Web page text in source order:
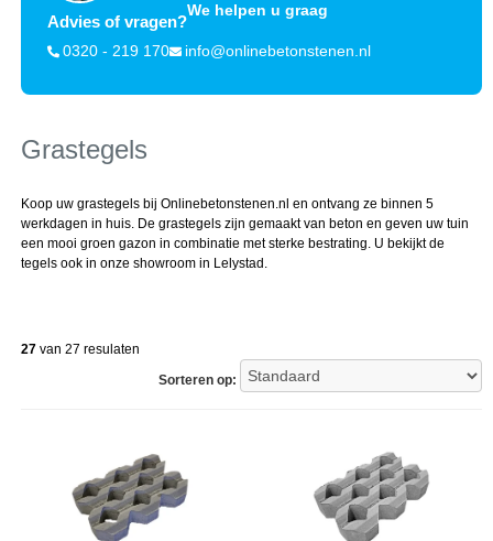
Advies of vragen?
We helpen u graag
0320 - 219 170 info@onlinebetonstenen.nl
Grastegels
Koop uw grastegels bij Onlinebetonstenen.nl en ontvang ze binnen 5
werkdagen in huis. De grastegels zijn gemaakt van beton en geven uw tuin
een mooi groen gazon in combinatie met sterke bestrating. U bekijkt de
tegels ook in onze showroom in Lelystad.
27van 27 resulaten
Sorteren op: